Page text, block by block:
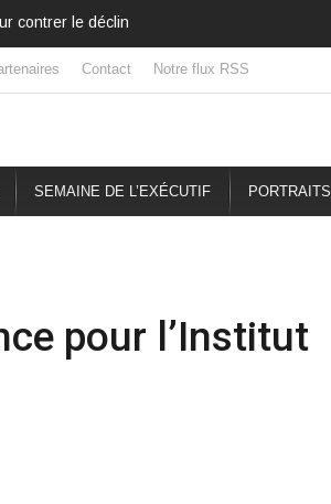
contrer le déclin
Contact Notre flux RSS
SEMAINE DE L’EXÉCUTIF PORTRAITS
pour l’Institut